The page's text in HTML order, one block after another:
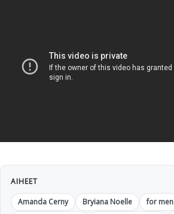
AIHEET
Amanda Cerny
Bryiana Noelle
for men